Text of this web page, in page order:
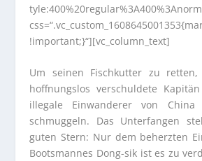
!important;}“][vc_column_text]
Um seinen Fischkutter zu
hoffnungslos verschuldete
illegale Einwanderer von
schmuggeln. Das Unterfangen
guten Stern: Nur dem beherzten
Bootsmannes Dong-sik ist es zu